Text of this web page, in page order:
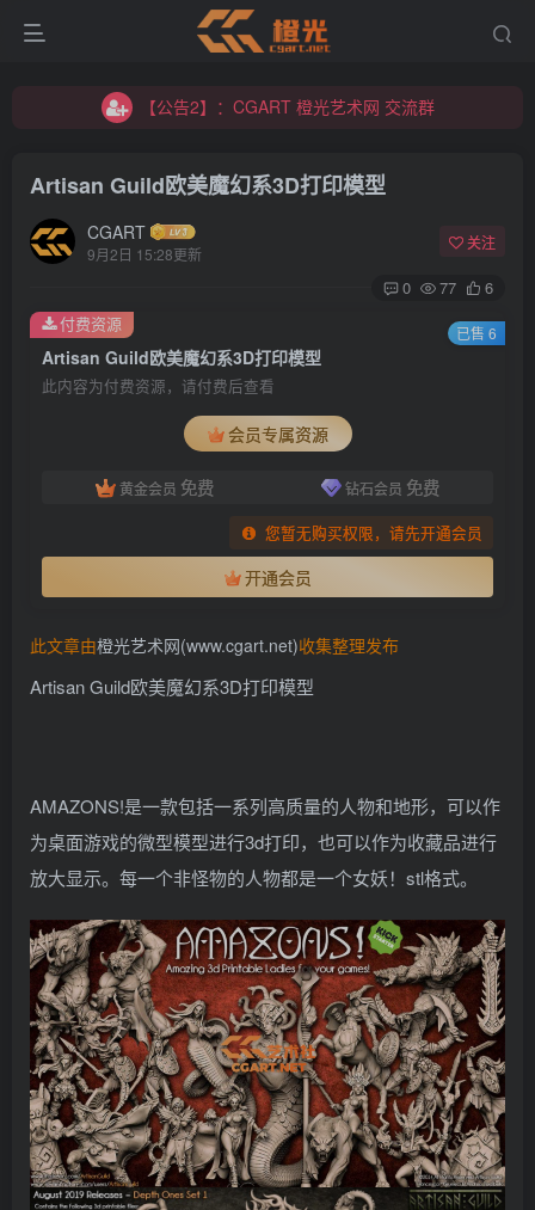
【公告2】：CGART 橙光艺术网 交流群
【公告2】：CGART 橙光艺术网 交流群
Artisan Guild欧美魔幻系3D打印模型
CGART
9月2日 15:28更新
关注
0 77 6
Artisan Guild欧美魔幻系3D打印模型
此内容为付费资源，请付费后查看
会员专属资源
黄金会员 免费 钻石会员 免费
您暂无购买权限，请先开通会员
开通会员
付费资源 已售 6
此文章由橙光艺术网(www.cgart.net)收集整理发布
Artisan Guild欧美魔幻系3D打印模型
AMAZONS!是一款包括一系列高质量的人物和地形，可以作
为桌面游戏的微型模型进行3d打印，也可以作为收藏品进行
放大显示。每一个非怪物的人物都是一个女妖！stl格式。
登录
没有账号？立即注册
记住登录 找回密码
社交账号登录